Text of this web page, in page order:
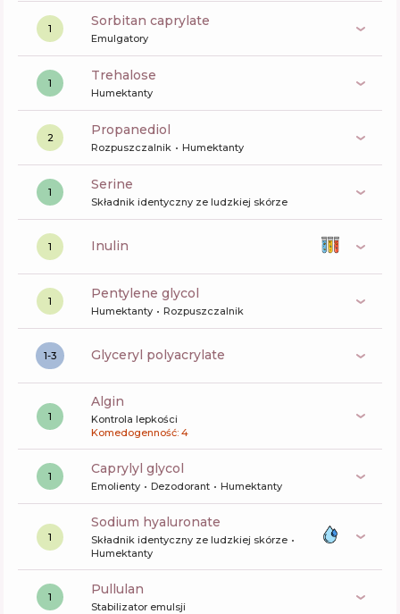
1 sorbitan caprylate
Emulgatory
1 trehalose
Humektanty
2 propanediol
Rozpuszczalnik Humektanty
1 serine
Składnik identyczny ze ludzkiej skórze
1 inulin
1 pentylene glycol
Humektanty Rozpuszczalnik
1-3 glyceryl polyacrylate
1
algin
Kontrola lepkości
Komedogenność: 4
1 caprylyl glycol
Emolienty Dezodorant Humektanty
1
sodium hyaluronate
Składnik identyczny ze ludzkiej skórze
Humektanty
1 pullulan
Stabilizator emulsji